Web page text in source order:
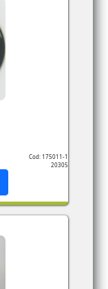
Cod: 175011-1
20305